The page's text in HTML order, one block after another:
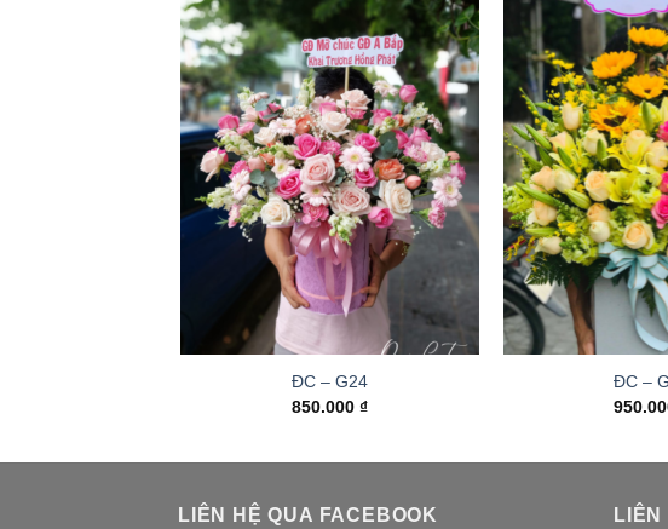
ĐC – G24
850.000₫
ĐC –
LIÊN HỆ QUA FACEBOOK LIÊN